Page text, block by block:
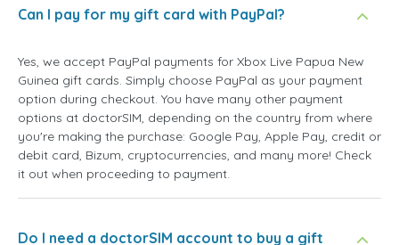
Can I pay for my gift card with PayPal?
Yes, we accept PayPal payments for Xbox Live Papua New
Guinea gift cards. Simply choose PayPal as your payment
option during checkout. You have many other payment
options at doctorSIM, depending on the country from where
you're making the purchase: Google Pay, Apple Pay, credit or
debit card, Bizum, cryptocurrencies, and many more! Check
it out when proceeding to payment.
Do I need a doctorSIM account to buy a gift